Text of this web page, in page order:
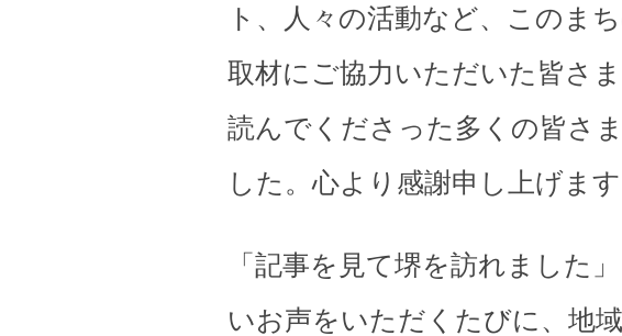
ト、人々の活動など、このま
取材にご協力いただいた皆さ
読んでくださった多くの皆さ
した。心より感謝申し上げます
「記事を見て堺を訪れました
いお声をいただくたびに、地